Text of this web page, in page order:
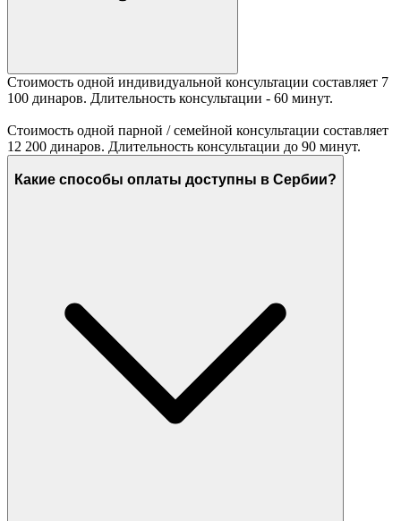
Стоимость одной индивидуальной консультации составляет 7
100 динаров. Длительность консультации - 60 минут.
Стоимость одной парной / семейной консультации составляет
12 200 динаров. Длительность консультации до 90 минут.
Какие способы оплаты доступны в Сербии?